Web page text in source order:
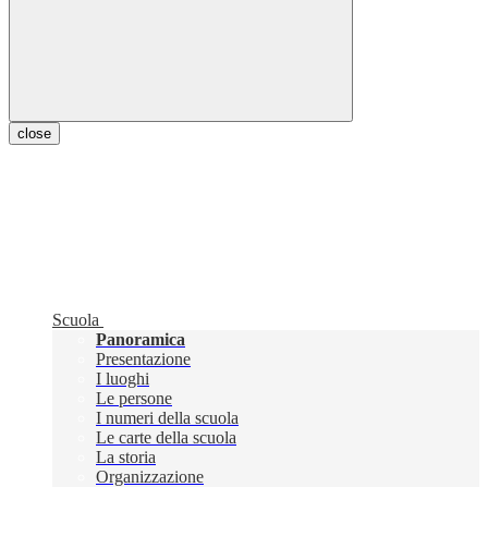
close
Scuola
Panoramica
Presentazione
I luoghi
Le persone
I numeri della scuola
Le carte della scuola
La storia
Organizzazione